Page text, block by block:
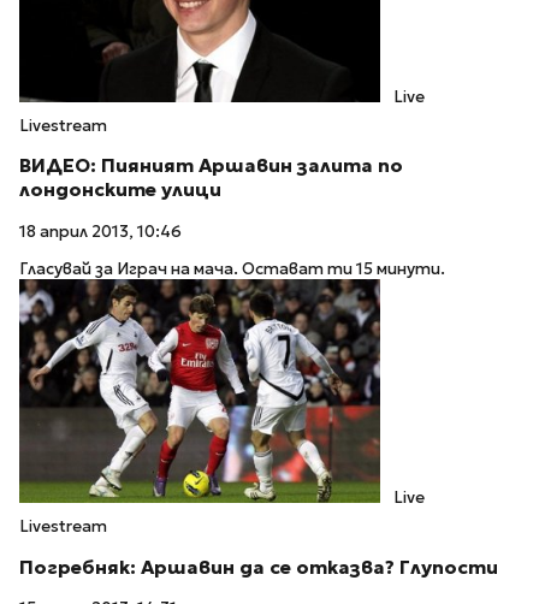
Live
Livestream
ВИДЕО: Пияният Аршавин залита по
лондонските улици
18 април 2013, 10:46
Гласувай за Играч на мача. Остават ти 15 минути.
Live
Livestream
Погребняк: Аршавин да се отказва? Глупости